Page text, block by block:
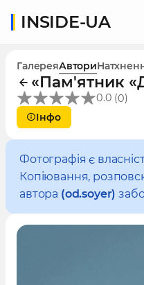
INSIDE-UA
ГалереяАвтори
«Пам'ятник
0.0 (0)
Інфо
Фотографія є
Копіювання,
автора (od.soyer)